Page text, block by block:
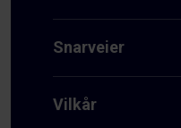
Snarveier
Vilkår